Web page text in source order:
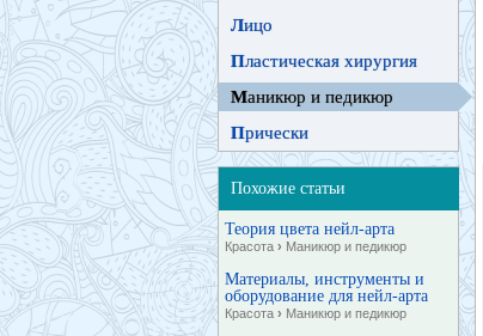
Лицо
Пластическая хирургия
Маникюр и педикюр
Прически
Похожие статьи
Теория цвета нейл-арта
Красота › Маникюр и педикюр
Материалы, инструменты и
оборудование для нейл-арта
Красота › Маникюр и педикюр